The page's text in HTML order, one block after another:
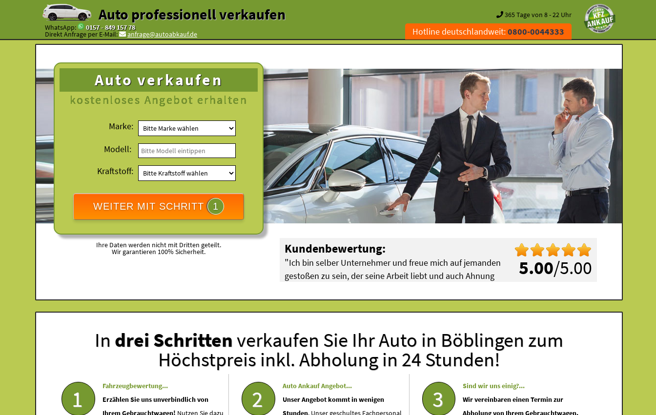
Auto professionell verkaufen
WhatsApp: 0157 - 849 157 78
Direkt Anfrage per E-Mail: anfrage@autoabkauf.de
365 Tage von 8 - 22 Uhr
Hotline deutschlandweit:0800-0044333
Auto verkaufen
kostenloses Angebot erhalten
Marke:
Modell:
Kraftstoff:
WEITER MIT SCHRITT 1
Ihre Daten werden nicht mit Dritten geteilt.
Wir garantieren 100% Sicherheit.
5.00/5.00
Kundenbewertung:
"Ich bin selber Unternehmer und freue mich auf jemanden
gestoßen zu sein, der seine Arbeit liebt und auch Ahnung
Breuer aus Köln Pulheim (BMW Motorschaden)
In drei Schrittenverkaufen Sie Ihr Auto in Böblingen zum
Höchstpreis inkl. Abholung in 24 Stunden!
1
Fahrzeugbewertung...
Erzählen Sie uns unverbindlich von
Ihrem Gebrauchtwagen! Nutzen Sie dazu
2
Auto Ankauf Angebot...
Unser Angebot kommt in wenigen
Stunden. Unser geschultes Fachpersonal
3
Sind wir uns einig?...
Wir vereinbaren einen Termin zur
Abholung von Ihrem Gebrauchtwagen.